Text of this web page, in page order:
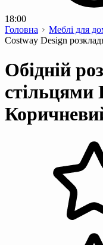
18:00
Головна
Меблі для
Costway Design
Обідній
стільцями